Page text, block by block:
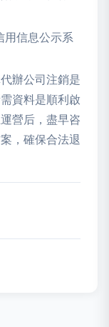
用信息公示系
辦公司注銷是
資料是順利啟
營后，盡早咨
，確保合法退